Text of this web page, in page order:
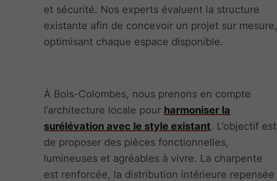
et sécurité. Nos experts évaluent la structure
existante afin de concevoir un projet sur mesure,
optimisant chaque espace disponible.
À Bois-Colombes, nous prenons en compte
l’architecture locale pour harmoniser la
surélévation avec le style existant. L’objectif est
de proposer des pièces fonctionnelles,
lumineuses et agréables à vivre. La charpente
est renforcée, la distribution intérieure repensée